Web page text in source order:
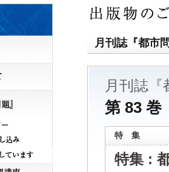
月刊誌『都市
月刊誌『
第 83
特 集
特集 :